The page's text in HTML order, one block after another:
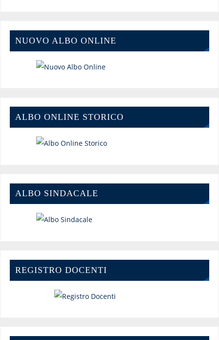
NUOVO ALBO ONLINE
ALBO ONLINE STORICO
ALBO SINDACALE
REGISTRO DOCENTI